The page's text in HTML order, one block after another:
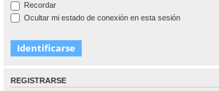
Recordar
Ocultar mi estado de conexión en esta sesión
REGISTRARSE